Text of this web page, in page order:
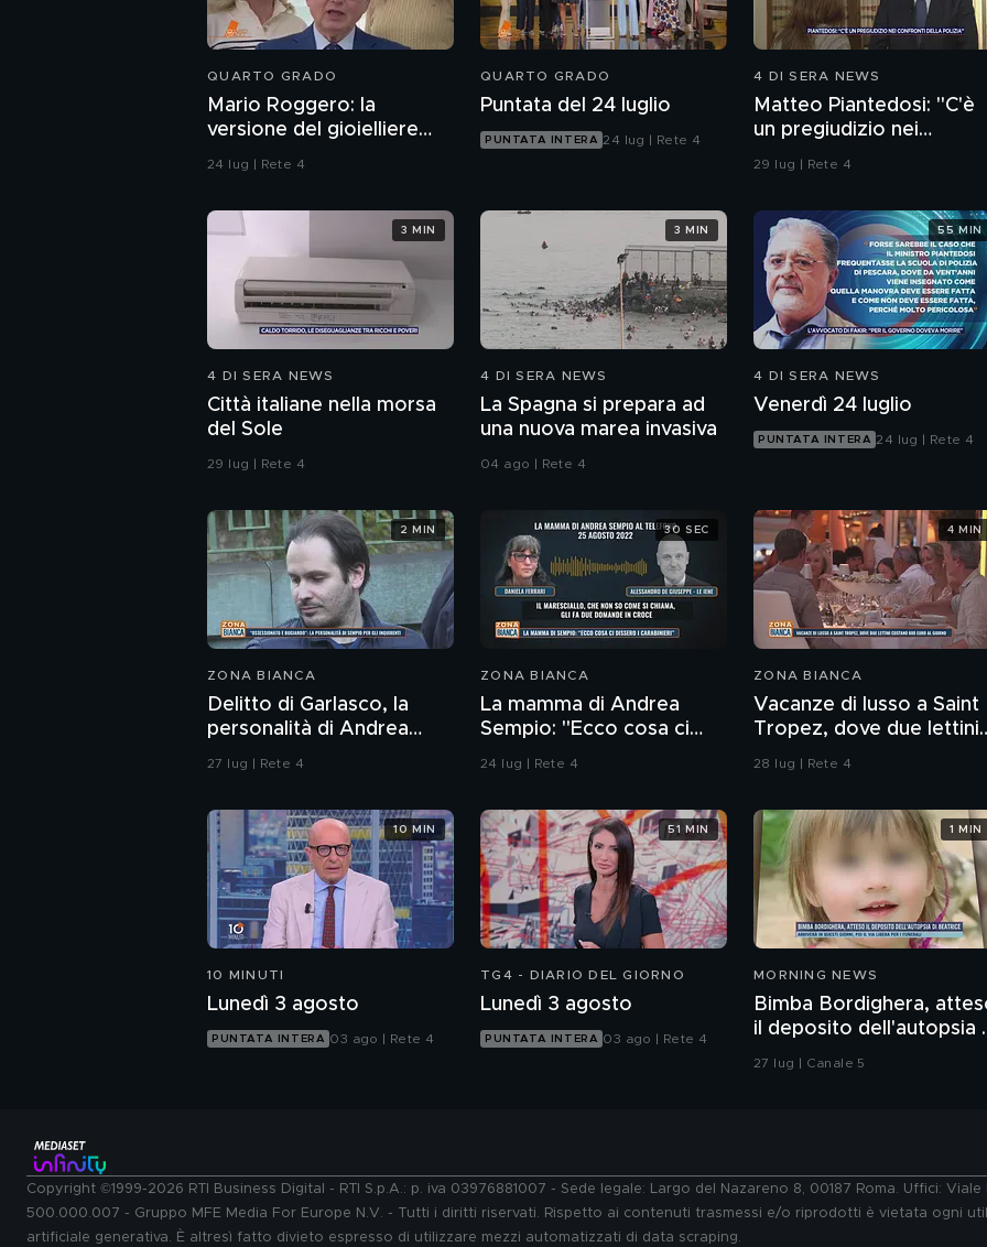
QUARTO GRADO
Mario Roggero: la
versione del gioielliere
sulla rapina
24 lug | Rete 4
QUARTO GRADO
Puntata del 24 luglio
PUNTATA INTERA 24 lug | Rete 4
4 DI SERA NEWS
Matteo Piantedosi: "C'è
un pregiudizio nei
confronti della polizia"
29 lug | Rete 4
4 DI SERA NEWS
Città italiane nella morsa
del Sole
29 lug | Rete 4
3 MIN
4 DI SERA NEWS
La Spagna si prepara ad
una nuova marea invasiva
04 ago | Rete 4
3 MIN
4 DI SERA NEWS
Venerdì 24 luglio
PUNTATA INTERA 24 lug | Rete 4
55 MIN
ZONA BIANCA
Delitto di Garlasco, la
personalità di Andrea
Sempio per gli inquirenti:
27 lug | Rete 4
2 MIN
ZONA BIANCA
La mamma di Andrea
Sempio: "Ecco cosa ci
dissero i carabinieri"
24 lug | Rete 4
30 SEC
ZONA BIANCA
Vacanze di lusso a Saint
Tropez, dove due lettini
costano 800 euro al
28 lug | Rete 4
4 MIN
10 MINUTI
Lunedì 3 agosto
PUNTATA INTERA 03 ago | Rete 4
10 MIN
TG4 - DIARIO DEL GIORNO
Lunedì 3 agosto
PUNTATA INTERA 03 ago | Rete 4
51 MIN
MORNING NEWS
Bimba Bordighera,
il deposito dell'autopsia
Beatrice
27 lug | Canale 5
1 MIN
Copyright ©1999-2026 RTI Business Digital - RTI S.p.A.: p. iva 03976881007 - Sede legale: Largo del Nazareno 8, 00187 Roma. Uffici:
500.000.007 - Gruppo MFE Media For Europe N.V. - Tutti i diritti riservati. Rispetto ai contenuti trasmessi e/o riprodotti è vietata ogni
artificiale generativa. È altresì fatto divieto espresso di utilizzare mezzi automatizzati di data scraping.